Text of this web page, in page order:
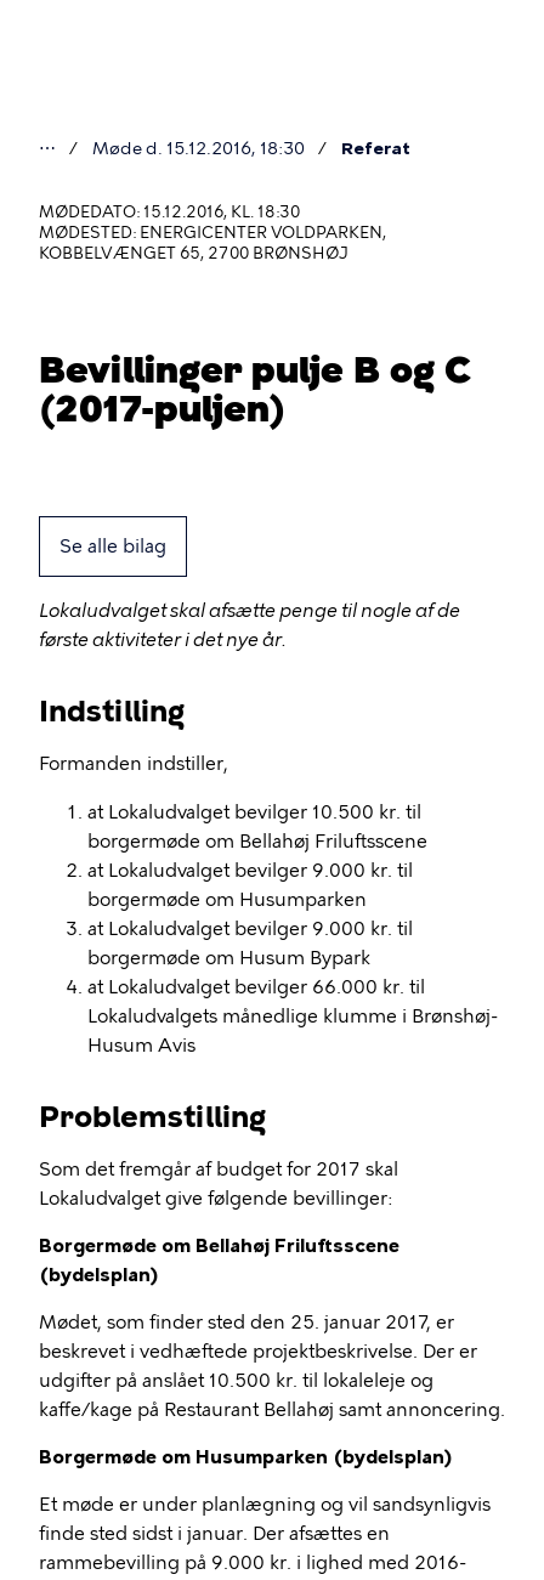
er
her
⋯ Møde d. 15.12.2016, 18:30 Referat
MØDEDATO: 15.12.2016, KL. 18:30
MØDESTED: ENERGICENTER VOLDPARKEN,
KOBBELVÆNGET 65, 2700 BRØNSHØJ
Bevillinger pulje B og C
(2017-puljen)
Se alle bilag
Lokaludvalget skal afsætte penge til nogle af de
første aktiviteter i det nye år.
Indstilling
Formanden indstiller,
at Lokaludvalget bevilger 10.500 kr. til
borgermøde om Bellahøj Friluftsscene
at Lokaludvalget bevilger 9.000 kr. til
borgermøde om Husumparken
at Lokaludvalget bevilger 9.000 kr. til
borgermøde om Husum Bypark
at Lokaludvalget bevilger 66.000 kr. til
Lokaludvalgets månedlige klumme i Brønshøj-
Husum Avis
Problemstilling
Som det fremgår af budget for 2017 skal
Lokaludvalget give følgende bevillinger:
Borgermøde om Bellahøj Friluftsscene
(bydelsplan)
Mødet, som finder sted den 25. januar 2017, er
beskrevet i vedhæftede projektbeskrivelse. Der er
udgifter på anslået 10.500 kr. til lokaleleje og
kaffe/kage på Restaurant Bellahøj samt annoncering.
Borgermøde om Husumparken (bydelsplan)
Et møde er under planlægning og vil sandsynligvis
finde sted sidst i januar. Der afsættes en
rammebevilling på 9.000 kr. i lighed med 2016-